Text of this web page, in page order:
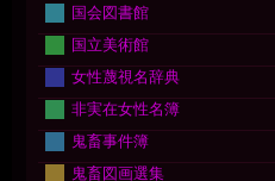
国会図書館
国立美術館
女性蔑視名辞典
非実在女性名簿
鬼畜事件簿
鬼畜図画選集